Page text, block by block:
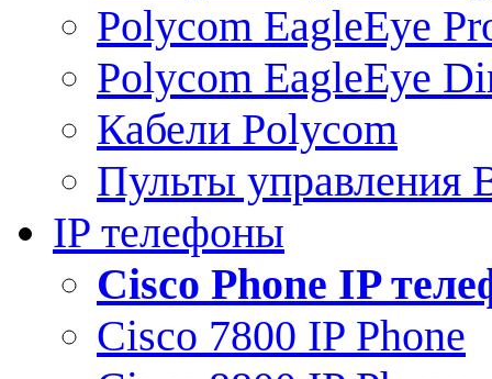
Polycom EagleEye
Polycom EagleEye
Кабели Polycom
Пульты управления
IP телефоны
Сisco Phone IP
Cisco 7800 IP Phone